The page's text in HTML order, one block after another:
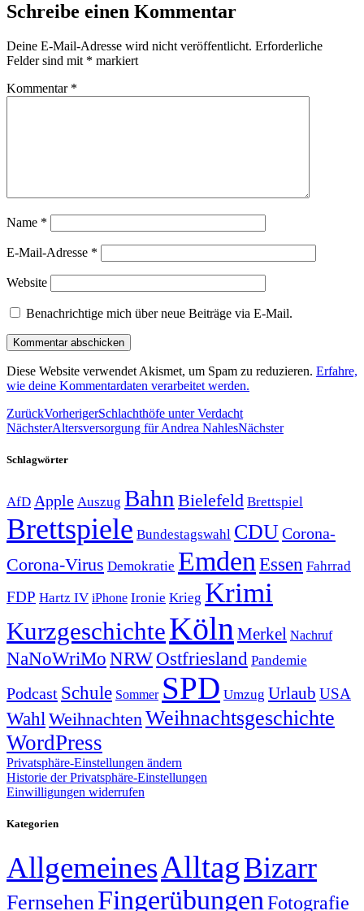
Schreibe einen Kommentar
Deine E-Mail-Adresse wird nicht veröffentlicht. Erforderliche
Felder sind mit * markiert
Kommentar *
Name *
E-Mail-Adresse *
Website
Benachrichtige mich über neue Beiträge via E-Mail.
Diese Website verwendet Akismet, um Spam zu reduzieren. Erfahre,
wie deine Kommentardaten verarbeitet werden.
ZurückVorherigerSchlachthöfe unter Verdacht
NächsterAltersversorgung für Andrea NahlesNächster
Schlagwörter
AfD Apple Auszug Bahn Bielefeld Brettspiel
Brettspiele Bundestagswahl CDUCorona-
Corona-Virus Demokratie Emden Essen Fahrrad
FDP Hartz IV iPhone Ironie Krieg Krimi
KurzgeschichteKöln Merkel Nachruf
NaNoWriMo NRWOstfriesland Pandemie
Podcast Schule Sommer SPD Umzug Urlaub USA
Wahl Weihnachten Weihnachtsgeschichte
WordPress
Privatsphäre-Einstellungen ändern
Historie der Privatsphäre-Einstellungen
Einwilligungen widerrufen
Kategorien
AllgemeinesAlltagBizarr
FernsehenFingerübungen Fotografie